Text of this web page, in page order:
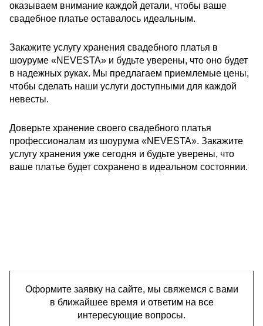
оказываем внимание каждой детали, чтобы ваше
свадебное платье оставалось идеальным.
Закажите услугу хранения свадебного платья в
шоуруме «NEVESTA» и будьте уверены, что оно будет
в надежных руках. Мы предлагаем приемлемые цены,
чтобы сделать наши услуги доступными для каждой
невесты.
Доверьте хранение своего свадебного платья
профессионалам из шоурума «NEVESTA». Закажите
услугу хранения уже сегодня и будьте уверены, что
ваше платье будет сохранено в идеальном состоянии.
Оформите заявку на сайте, мы свяжемся с вами
в ближайшее время и ответим на все
интересующие вопросы.